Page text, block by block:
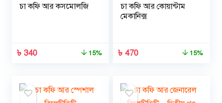
চা কফি আর কসমোলজি
৳340 15%
চা কফি আর কোয়ান্টাম
মেকানিক্স
৳470 15%